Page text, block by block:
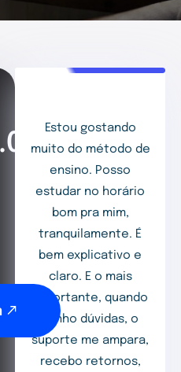
Estou gostando
muito do método de
ensino. Posso
estudar no horário
bom pra mim,
tranquilamente. É
bem explicativo e
claro. E o mais
importante, quando
tenho dúvidas, o
suporte me ampara,
recebo retornos,